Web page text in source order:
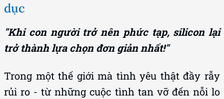
dục
"Khi con người trở nên phức tạp, silicon lại
trở thành lựa chọn đơn giản nhất!"
Trong một thế giới mà tình yêu thật đầy rẫy
rủi ro - từ những cuộc tình tan vỡ đến nỗi lo